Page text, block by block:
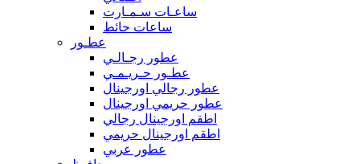
ساعـات سـمـارت
ساعات حائط
عطـور
عطور رجـالـي
عطـور حـريـمـي
عطور رجالي اورجينال
عطور حريمي اورجينال
اطقم اورجينال رجالي
اطقم اورجينال حريمي
عطور عربي